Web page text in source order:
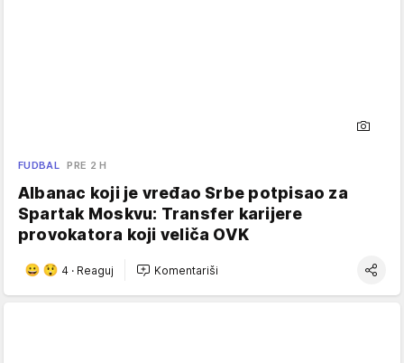
FUDBAL PRE 2 H
Albanac koji je vređao Srbe potpisao za
Spartak Moskvu: Transfer karijere
provokatora koji veliča OVK
4 · Reaguj Komentariši